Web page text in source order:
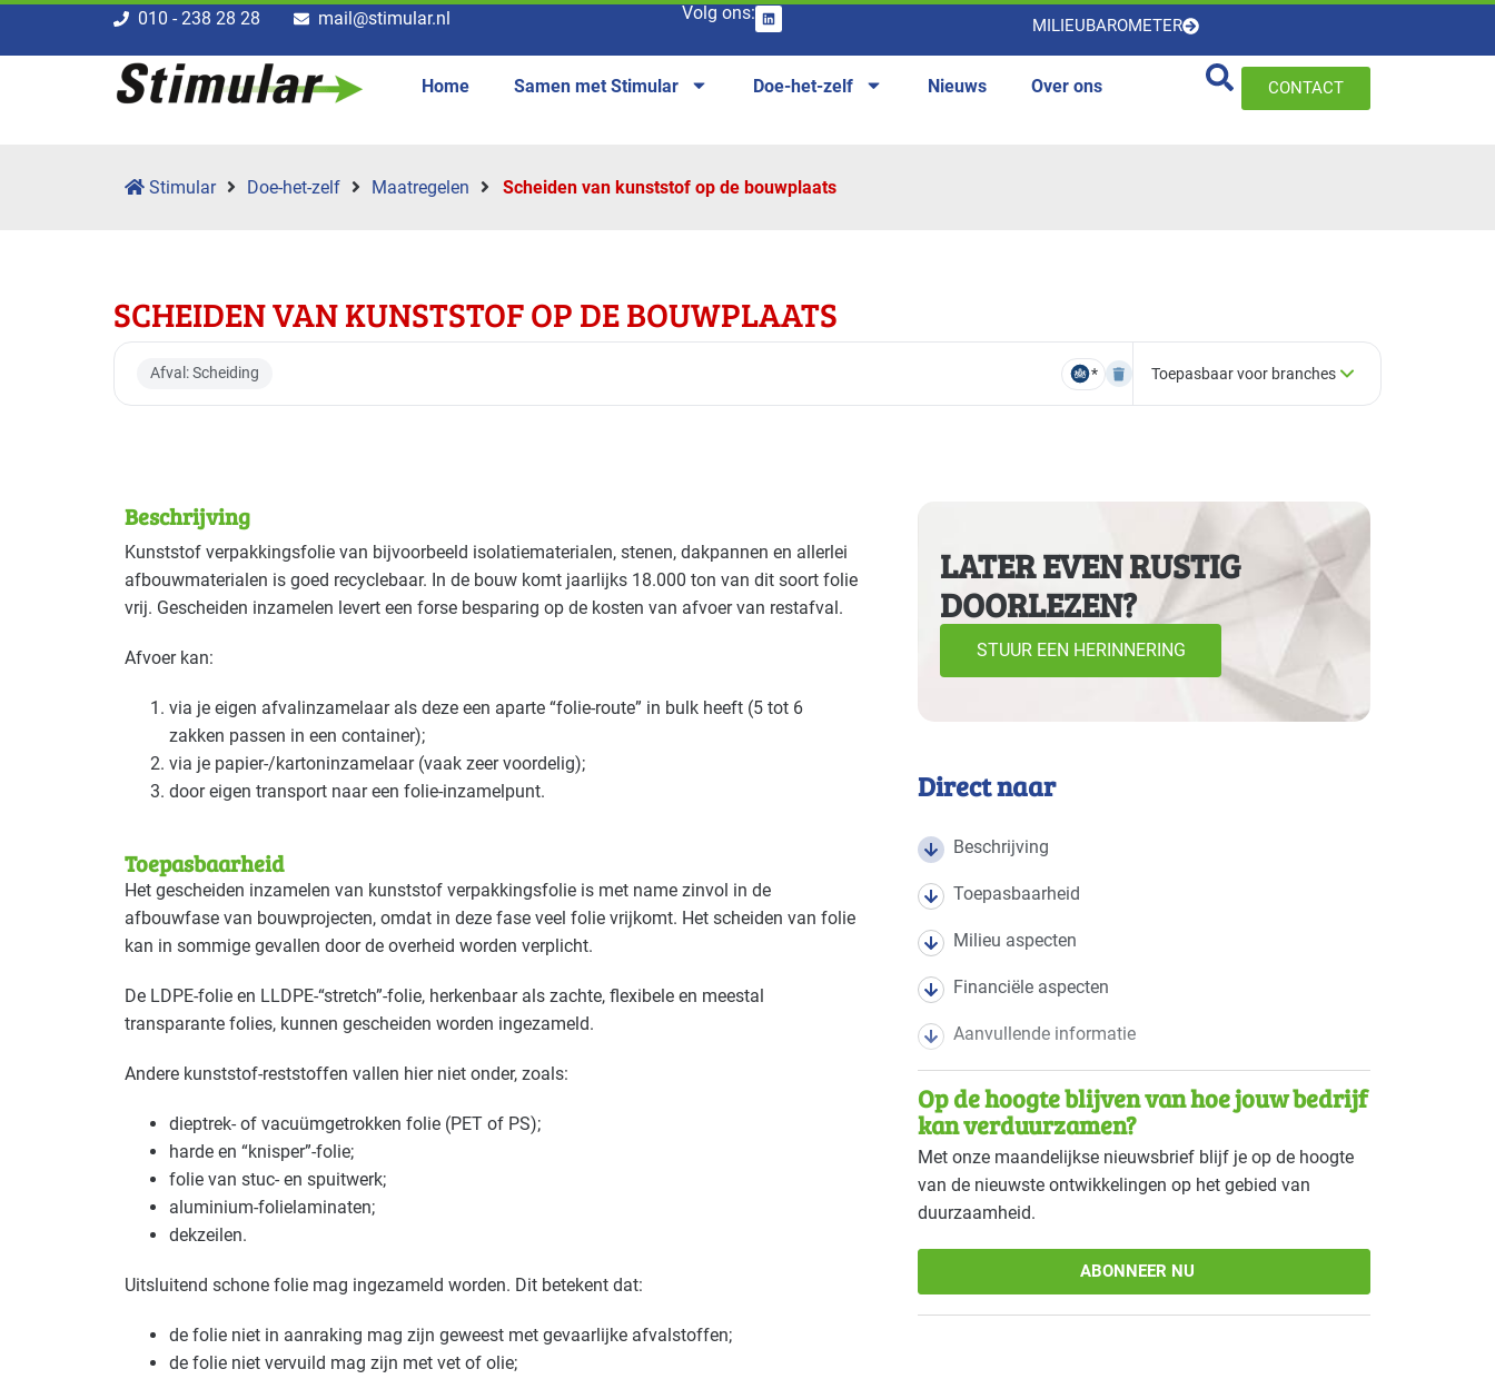
010 - 238 28 28 mail@stimular.nl Volg ons:
MILIEUBAROMETER
Home Samen met Stimular Doe-het-zelf Nieuws Over ons CONTACT
Stimular Doe-het-zelf Maatregelen Scheiden van kunststof op de bouwplaats
SCHEIDEN VAN KUNSTSTOF OP DE BOUWPLAATS
Afval: Scheiding * Toepasbaar voor branches
Deze maatregel is vaak toepasbaar in de volgende branches
Bouw - bouw/infra Bouw - gemeentewerven Bouw - installatiebedrijven Basis
Bouw - schilders en onderhoud
Beschrijving
Kunststof verpakkingsfolie van bijvoorbeeld isolatiematerialen, stenen, dakpannen en allerlei
afbouwmaterialen is goed recyclebaar. In de bouw komt jaarlijks 18.000 ton van dit soort folie
vrij. Gescheiden inzamelen levert een forse besparing op de kosten van afvoer van restafval.
Afvoer kan:
via je eigen afvalinzamelaar als deze een aparte “folie-route” in bulk heeft (5 tot 6
zakken passen in een container);
via je papier-/kartoninzamelaar (vaak zeer voordelig);
door eigen transport naar een folie-inzamelpunt.
Toepasbaarheid
Het gescheiden inzamelen van kunststof verpakkingsfolie is met name zinvol in de
afbouwfase van bouwprojecten, omdat in deze fase veel folie vrijkomt. Het scheiden van folie
kan in sommige gevallen door de overheid worden verplicht.
De LDPE-folie en LLDPE-“stretch”-folie, herkenbaar als zachte, flexibele en meestal
transparante folies, kunnen gescheiden worden ingezameld.
Andere kunststof-reststoffen vallen hier niet onder, zoals:
dieptrek- of vacuümgetrokken folie (PET of PS);
harde en “knisper”-folie;
folie van stuc- en spuitwerk;
aluminium-folielaminaten;
dekzeilen.
Uitsluitend schone folie mag ingezameld worden. Dit betekent dat:
de folie niet in aanraking mag zijn geweest met gevaarlijke afvalstoffen;
de folie niet vervuild mag zijn met vet of olie;
LATER EVEN RUSTIG
DOORLEZEN?
STUUR EEN HERINNERING
Direct naar
Beschrijving
Toepasbaarheid
Milieu aspecten
Financiële aspecten
Aanvullende informatie
Op de hoogte blijven van hoe jouw bedrijf
kan verduurzamen?
Met onze maandelijkse nieuwsbrief blijf je op de hoogte
van de nieuwste ontwikkelingen op het gebied van
duurzaamheid.
ABONNEER NU